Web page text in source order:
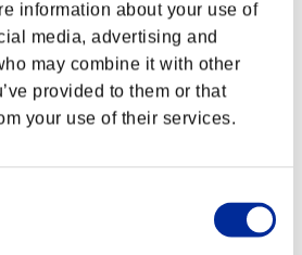
information about your use of
media, advertising and
may combine it with other
provided to them or that
your use of their services.
cargado A
o menos
o menos